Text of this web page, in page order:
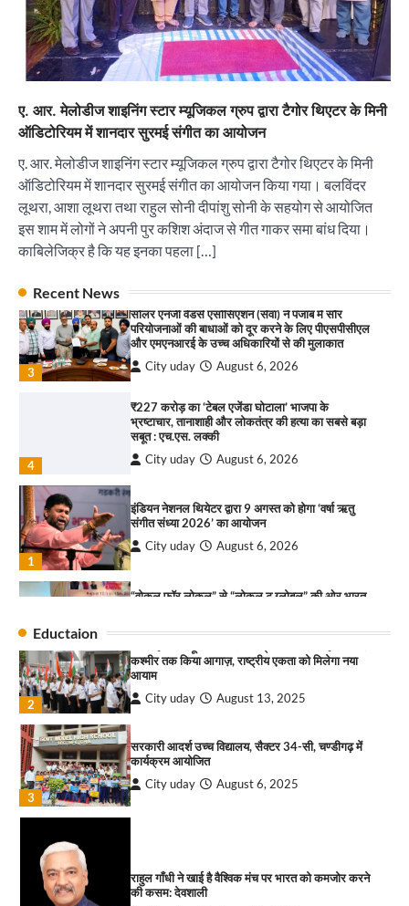
ए. आर. मेलोडीज शाइनिंग स्टार म्यूजिकल ग्रुप द्वारा टैगोर थिएटर के मिनी
ऑडिटोरियम में शानदार सुरमई संगीत का आयोजन
ए. आर. मेलोडीज शाइनिंग स्टार म्यूजिकल ग्रुप द्वारा टैगोर थिएटर के मिनी
ऑडिटोरियम में शानदार सुरमई संगीत का आयोजन किया गया। बलविंदर
लूथरा, आशा लूथरा तथा राहुल सोनी दीपांशु सोनी के सहयोग से आयोजित
इस शाम में लोगों ने अपनी पुर कशिश अंदाज से गीत गाकर समा बांध दिया।
काबिलेजिक्र है कि यह इनका पहला […]
Recent News
इंडियन नेशनल थियेटर द्वारा 9 अगस्त को होगा ‘वर्षा ऋतु
संगीत संध्या 2026’ का आयोजन
City uday August 6, 2026
2
“वोकल फॉर लोकल” से “लोकल टू ग्लोबल” की ओर भारत
का बढ़ता कदम, 12 से 15 अगस्त तक भारत मंडपम में होगा
भव्य भारत व्यापार महोत्सव : हरीश गर्ग
City uday August 6, 2026
सोलर एनर्जी वेंडर्स एसोसिएशन (सेवा) ने पंजाब में सौर
परियोजनाओं की बाधाओं को दूर करने के लिए पीएसपीसीएल
और एमएनआरई के उच्च अधिकारियों से की मुलाकात
4
₹227 करोड़ का ‘टेबल एजेंडा घोटाला’ भाजपा के
भ्रष्टाचार, तानाशाही और लोकतंत्र की हत्या का सबसे बड़ा
सबूत : एच.एस. लक्की
City uday August 6, 2026
1
इंडियन नेशनल थियेटर द्वारा 9 अगस्त को होगा ‘वर्षा ऋतु
संगीत संध्या 2026’ का आयोजन
City uday August 6, 2026
2
“वोकल फॉर लोकल” से “लोकल टू ग्लोबल” की ओर भारत
का बढ़ता कदम, 12 से 15 अगस्त तक भारत मंडपम में होगा
भव्य भारत व्यापार महोत्सव : हरीश गर्ग
City uday August 6, 2026
3
सोलर एनर्जी वेंडर्स एसोसिएशन (सेवा) ने पंजाब में सौर
4
₹227 करोड़ का ‘टेबल एजेंडा घोटाला’ भाजपा के
भ्रष्टाचार, तानाशाही और लोकतंत्र की हत्या का सबसे बड़ा
सबूत : एच.एस. लक्की
City uday August 6, 2026
Eductaion
2
पारस हेल्थ पंचकूला ने ‘तिरंगा यात्रा 2025’ का हरियाणा से
कश्मीर तक किया आगाज़, राष्ट्रीय एकता को मिलेगा नया
आयाम
City uday August 13, 2025
3
सरकारी आदर्श उच्च विद्यालय, सैक्टर 34-सी, चण्डीगढ़ में
कार्यक्रम आयोजित
City uday August 6, 2025
राहुल गाँधी ने खाई है वैश्विक मंच पर भारत को कमजोर करने
की कसम: देवशाली
City uday August 6, 2025
1
“गोपाल” ने पूजा प्लाजा जीरकपुर में अपने आउटलेट की
City uday September 5, 2025
पारस हेल्थ पंचकूला ने ‘तिरंगा यात्रा 2025’ का हरियाणा से
आयाम
3
सरकारी आदर्श उच्च विद्यालय, सैक्टर 34-सी, चण्डीगढ़ में
कार्यक्रम आयोजित
राहुल गाँधी ने खाई है वैश्विक मंच पर भारत को कमजोर करने
की कसम: देवशाली